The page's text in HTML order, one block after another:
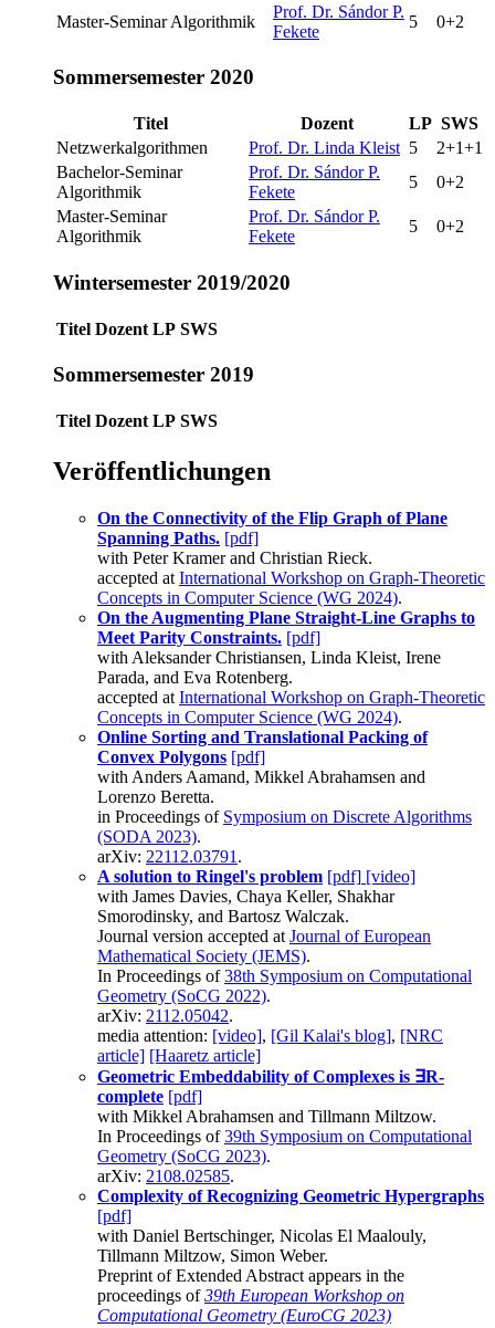
Master-Seminar Algorithmik
Prof. Dr. Sándor P.
Fekete
5 0+2
Sommersemester 2020
Titel Dozent LP SWS
Netzwerkalgorithmen
Prof. Dr. Linda Kleist 5
2+1+1
Bachelor-Seminar
Algorithmik
Prof. Dr. Sándor P.
Fekete
5
0+2
Master-Seminar
Algorithmik
Prof. Dr. Sándor P.
Fekete
5 0+2
Wintersemester 2019/2020
Titel Dozent LP SWS
Sommersemester 2019
Titel Dozent LP SWS
Veröffentlichungen
On the Connectivity of the Flip Graph of Plane
Spanning Paths. [pdf]
with Peter Kramer and Christian Rieck.
accepted at International Workshop on Graph-Theoretic
Concepts in Computer Science (WG 2024).
On the Augmenting Plane Straight-Line Graphs to
Meet Parity Constraints. [pdf]
with Aleksander Christiansen, Linda Kleist, Irene
Parada, and Eva Rotenberg.
accepted at International Workshop on Graph-Theoretic
Concepts in Computer Science (WG 2024).
Online Sorting and Translational Packing of
Convex Polygons [pdf]
with Anders Aamand, Mikkel Abrahamsen and
Lorenzo Beretta.
in Proceedings of Symposium on Discrete Algorithms
(SODA 2023).
arXiv: 22112.03791 .
A solution to Ringel's problem [pdf] [video]
with James Davies, Chaya Keller, Shakhar
Smorodinsky, and Bartosz Walczak.
Journal version accepted at Journal of European
Mathematical Society (JEMS).
In Proceedings of38th Symposium on Computational
Geometry (SoCG 2022).
arXiv: 2112.05042.
media attention: [video], [Gil Kalai's blog], [NRC
article] [Haaretz article]
Geometric Embeddability of Complexes is ∃R-
complete [pdf]
with Mikkel Abrahamsen and Tillmann Miltzow.
In Proceedings of39th Symposium on Computational
Geometry (SoCG 2023).
arXiv: 2108.02585.
Complexity of Recognizing Geometric Hypergraphs
[pdf]
with Daniel Bertschinger, Nicolas El Maalouly,
Tillmann Miltzow, Simon Weber.
Preprint of Extended Abstract appears in the
proceedings of39th European Workshop on
Computational Geometry (EuroCG 2023)